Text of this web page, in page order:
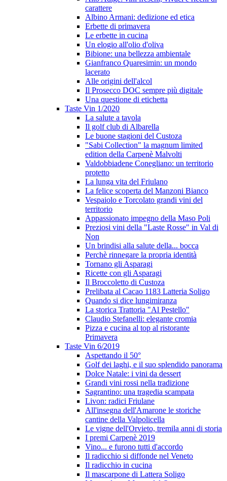
carattere
Albino Armani: dedizione ed etica
Erbette di primavera
Le erbette in cucina
Un elogio all'olio d'oliva
Bibione: una bellezza ambientale
Gianfranco Quaresimin: un mondo
lacerato
Alle origini dell'alcol
Il Prosecco DOC sempre più digitale
Una questione di etichetta
Taste Vin 1/2020
La salute a tavola
Il golf club di Albarella
Le buone stagioni del Custoza
"Sabi Collection" la magnum limited
edition della Carpenè Malvolti
Valdobbiadene Conegliano: un territorio
protetto
La lunga vita del Friulano
La felice scoperta del Manzoni Bianco
Vespaiolo e Torcolato grandi vini del
territorio
Appassionato impegno della Maso Poli
Preziosi vini della "Laste Rosse" in Val di
Non
Un brindisi alla salute della... bocca
Perchè rinnegare la propria identità
Tornano gli Asparagi
Ricette con gli Asparagi
Il Broccoletto di Custoza
Prelibata al Cacao 1183 Latteria Soligo
Quando si dice lungimiranza
La storica Trattoria "Al Pestello"
Claudio Stefanelli: elegante cromia
Pizza e cucina al top al ristorante
Primavera
Taste Vin 6/2019
Aspettando il 50°
Golf dei laghi, e il suo splendido panorama
Dolce Natale: i vini da dessert
Grandi vini rossi nella tradizione
Sagrantino: una tragedia scampata
Livon: radici Friulane
All'insegna dell'Amarone le storiche
cantine della Valpolicella
Le vigne dell'Orvieto, tremila anni di storia
I premi Carpenè 2019
Vino... e furono tutti d'accordo
Il radicchio si diffonde nel Veneto
Il radicchio in cucina
Il mascarpone di Lattera Soligo